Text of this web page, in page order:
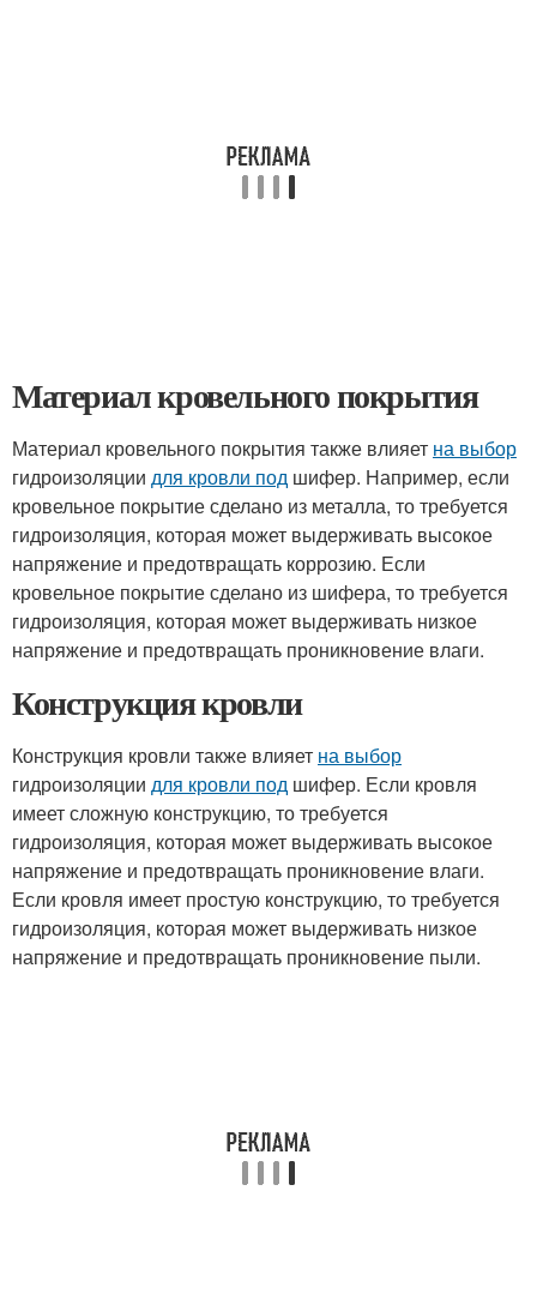
Материал кровельного покрытия
Материал кровельного покрытия также влияет на выбор
гидроизоляции для кровли под шифер. Например, если
кровельное покрытие сделано из металла, то требуется
гидроизоляция, которая может выдерживать высокое
напряжение и предотвращать коррозию. Если
кровельное покрытие сделано из шифера, то требуется
гидроизоляция, которая может выдерживать низкое
напряжение и предотвращать проникновение влаги.
Конструкция кровли
Конструкция кровли также влияет на выбор
гидроизоляции для кровли под шифер. Если кровля
имеет сложную конструкцию, то требуется
гидроизоляция, которая может выдерживать высокое
напряжение и предотвращать проникновение влаги.
Если кровля имеет простую конструкцию, то требуется
гидроизоляция, которая может выдерживать низкое
напряжение и предотвращать проникновение пыли.